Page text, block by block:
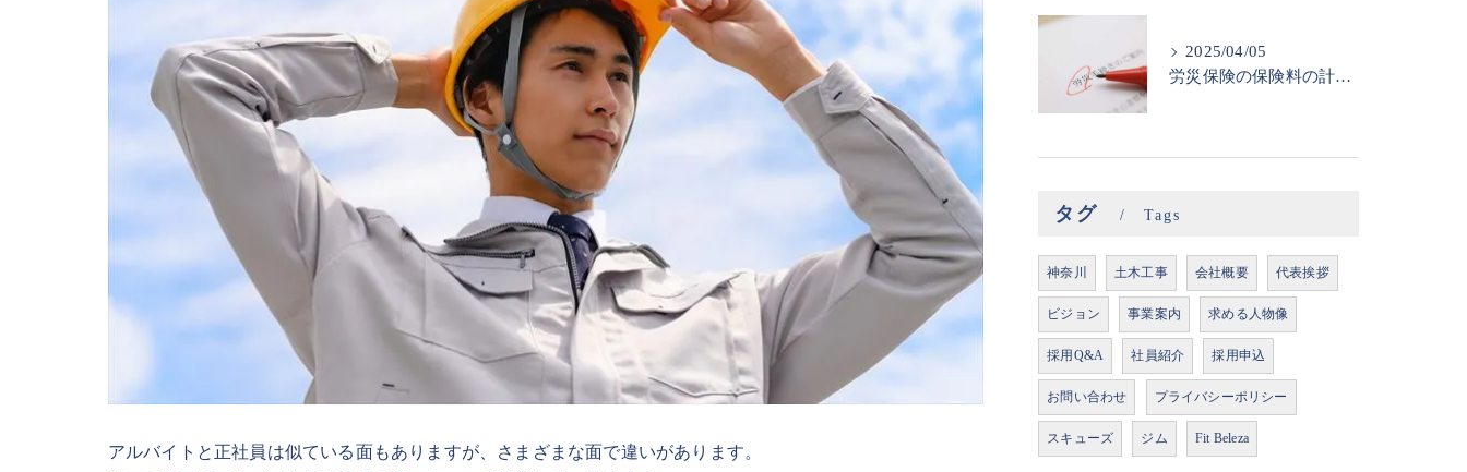
アルバイトと正社員は似ている面もありますが、さまざまな面で違いがあります。
2025/04/05
労災保険の保険料の計算方法と注意点
タグ Tags
神奈川 土木工事 会社概要 代表挨拶
ビジョン 事業案内 求める人物像
採用Q&A 社員紹介 採用申込
お問い合わせ プライバシーポリシー
スキューズ ジム Fit Beleza